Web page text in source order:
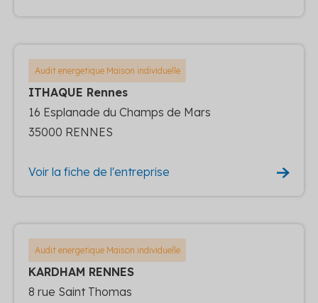
Audit energetique Maison individuelle
ITHAQUE Rennes
16 Esplanade du Champs de Mars
35000 RENNES
Voir la fiche de l'entreprise
Audit energetique Maison individuelle
KARDHAM RENNES
8 rue Saint Thomas